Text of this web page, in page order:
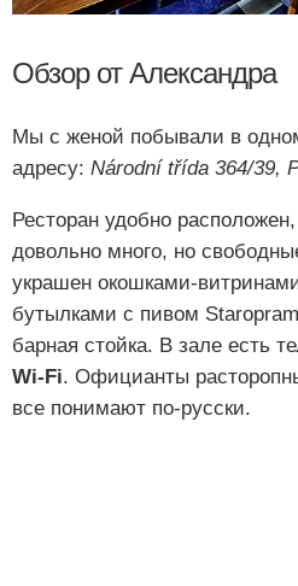
Обзор от Александра
Мы с женой побывали в
адресу: Národní třída 364/39,
Ресторан удобно
довольно много, но
украшен окошками-
бутылками с пивом
барная стойка. В зале есть
Wi-Fi. Официанты
все понимают по-русски.